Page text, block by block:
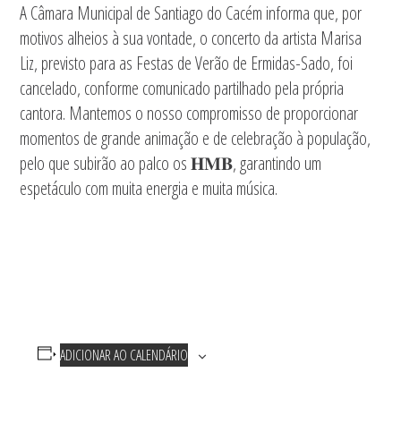
A Câmara Municipal de Santiago do Cacém informa que, por
motivos alheios à sua vontade, o concerto da artista Marisa
Liz, previsto para as Festas de Verão de Ermidas-Sado, foi
cancelado, conforme comunicado partilhado pela própria
cantora. Mantemos o nosso compromisso de proporcionar
momentos de grande animação e de celebração à população,
pelo que subirão ao palco os 𝐇𝐌𝐁, garantindo um
espetáculo com muita energia e muita música.
ADICIONAR AO CALENDÁRIO